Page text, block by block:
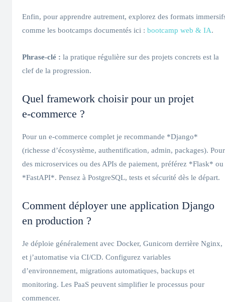
Enfin, pour apprendre autrement, explorez des formats
comme les bootcamps documentés ici : bootcamp web & IA.
Phrase-clé : la pratique régulière sur des projets concrets est la
clef de la progression.
Quel framework choisir pour un projet
e‑commerce ?
Pour un e‑commerce complet je recommande *Django*
(richesse d’écosystème, authentification, admin, packages). Pour
des microservices ou des APIs de paiement, préférez *Flask* ou
*FastAPI*. Pensez à PostgreSQL, tests et sécurité dès le départ.
Comment déployer une application Django
en production ?
Je déploie généralement avec Docker, Gunicorn derrière Nginx,
et j’automatise via CI/CD. Configurez variables
d’environnement, migrations automatiques, backups et
monitoring. Les PaaS peuvent simplifier le processus pour
commencer.